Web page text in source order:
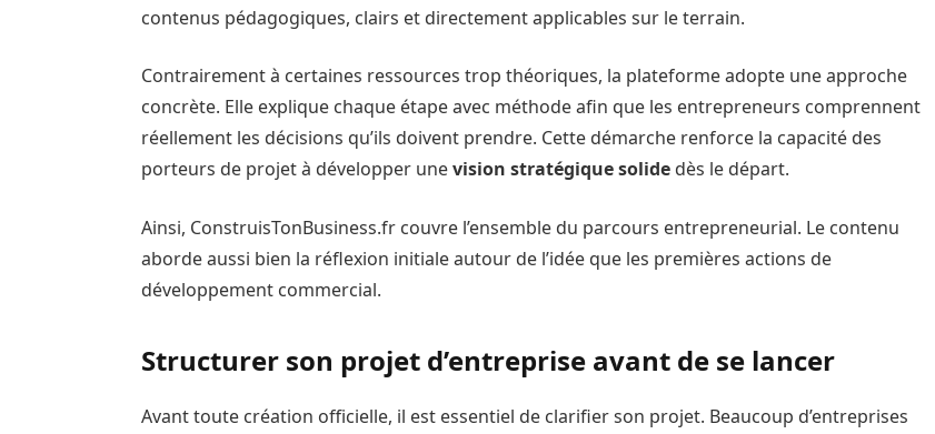
contenus pédagogiques, clairs et directement applicables sur le terrain.
Contrairement à certaines ressources trop théoriques, la plateforme adopte une approche
concrète. Elle explique chaque étape avec méthode afin que les entrepreneurs comprennent
réellement les décisions qu’ils doivent prendre. Cette démarche renforce la capacité des
porteurs de projet à développer unevision stratégique solide dès le départ.
Ainsi, ConstruisTonBusiness.fr couvre l’ensemble du parcours entrepreneurial. Le contenu
aborde aussi bien la réflexion initiale autour de l’idée que les premières actions de
développement commercial.
Structurer son projet d’entreprise avant de se lancer
Avant toute création officielle, il est essentiel de clarifier son projet. Beaucoup d’entreprises